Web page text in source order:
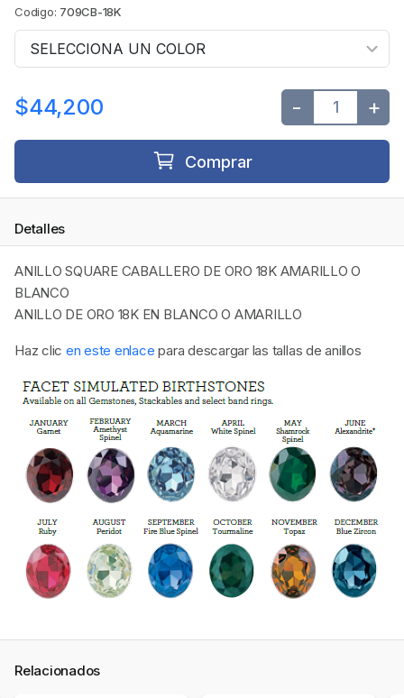
Codigo: 709CB-18K
$44,200 - +
Comprar
Detalles
ANILLO SQUARE CABALLERO DE ORO 18K AMARILLO O
BLANCO
ANILLO DE ORO 18K EN BLANCO O AMARILLO
Haz clic en este enlacepara descargar las tallas de anillos
Relacionados